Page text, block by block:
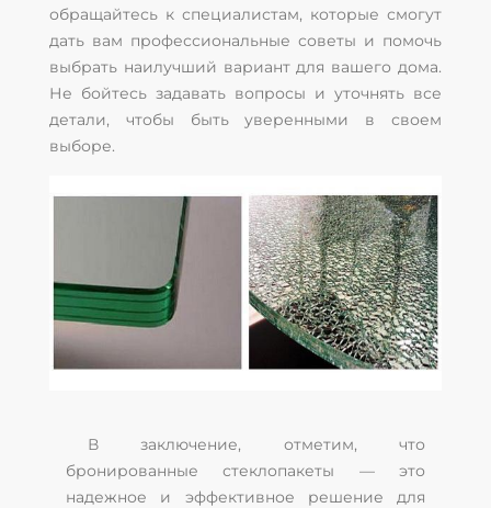
обращайтесь к специалистам, которые смогут
дать вам профессиональные советы и помочь
выбрать наилучший вариант для вашего дома.
Не бойтесь задавать вопросы и уточнять все
детали, чтобы быть уверенными в своем
выборе.
В заключение, отметим, что
бронированные стеклопакеты — это
надежное и эффективное решение для